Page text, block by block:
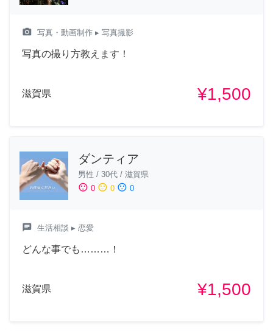
camera_alt 写真・動画制作 ▸ 写真撮影
写真の撮り方教えます！
滋賀県 ¥1,500
ダンティア
男性 / 30代 / 滋賀県
sentiment_satisfied 0 sentiment_neutral 0 sentiment_dissatisfied 0
chat 生活相談 ▸ 恋愛
どんな事でも………！
滋賀県 ¥1,500